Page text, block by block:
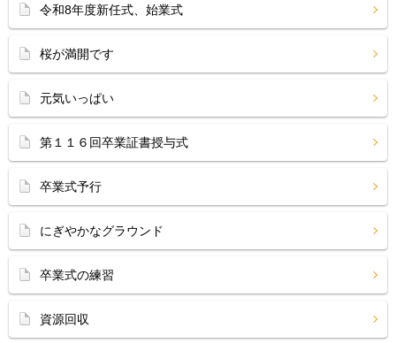
令和8年度新任式、始業式
桜が満開です
元気いっぱい
第１１６回卒業証書授与式
卒業式予行
にぎやかなグラウンド
卒業式の練習
資源回収